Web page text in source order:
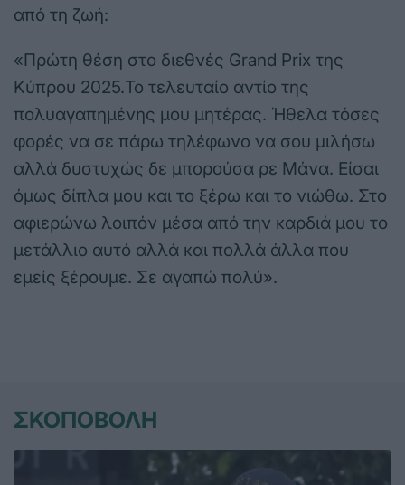
από τη ζωή:
«Πρώτη θέση στο διεθνές Grand Prix της
Κύπρου 2025.Το τελευταίο αντίο της
πολυαγαπημένης μου μητέρας. Ήθελα τόσες
φορές να σε πάρω τηλέφωνο να σου μιλήσω
αλλά δυστυχώς δε μπορούσα ρε Μάνα. Είσαι
όμως δίπλα μου και το ξέρω και το νιώθω. Στο
αφιερώνω λοιπόν μέσα από την καρδιά μου το
μετάλλιο αυτό αλλά και πολλά άλλα που
εμείς ξέρουμε. Σε αγαπώ πολύ».
ΣΚΟΠΟΒΟΛΗ